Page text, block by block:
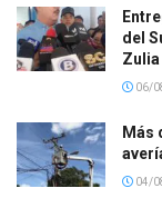
del
Zulia
06/
Más
04/